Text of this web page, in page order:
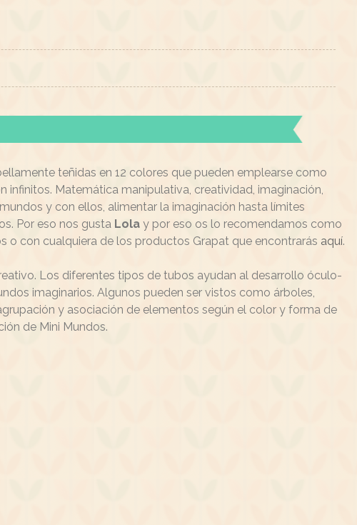
teñidas en 12 colores que pueden emplearse como
Matemática manipulativa, creatividad, imaginación,
y con ellos, alimentar la imaginación hasta límites
Por eso nos gusta Lola y por eso os lo recomendamos como
o con cualquiera de los productos Grapat que encontrarás aquí.
Los diferentes tipos de tubos ayudan al desarrollo óculo-
imaginarios. Algunos pueden ser vistos como árboles,
y asociación de elementos según el color y forma de
de Mini Mundos.